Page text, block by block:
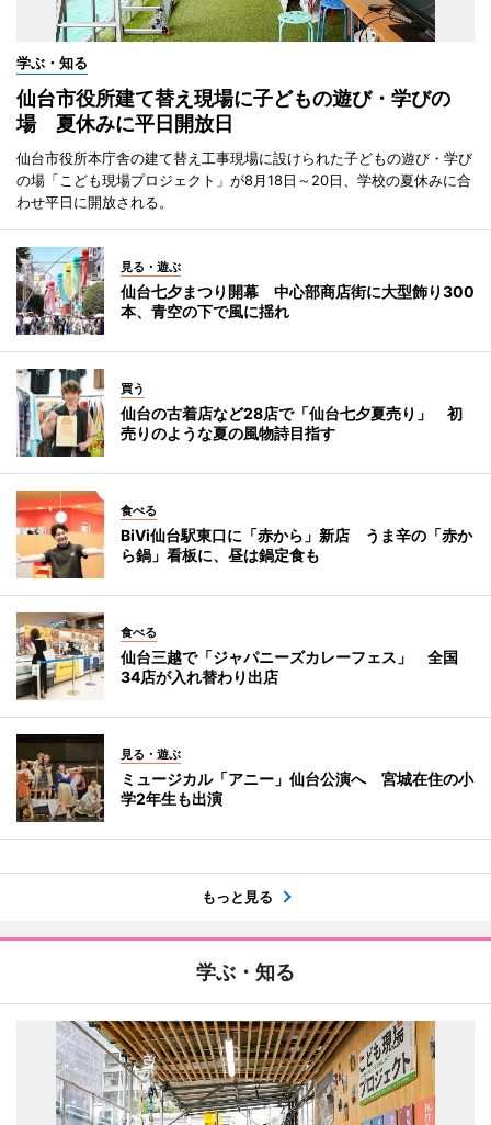
学ぶ・知る
仙台市役所建て替え現場に子どもの遊び・学びの
場 夏休みに平日開放日
仙台市役所本庁舎の建て替え工事現場に設けられた子どもの遊び・学び
の場「こども現場プロジェクト」が8月18日～20日、学校の夏休みに合
わせ平日に開放される。
見る・遊ぶ
仙台七夕まつり開幕 中心部商店街に大型飾り300
本、青空の下で風に揺れ
買う
仙台の古着店など28店で「仙台七夕夏売り」 初
売りのような夏の風物詩目指す
食べる
BiVi仙台駅東口に「赤から」新店 うま辛の「赤か
ら鍋」看板に、昼は鍋定食も
食べる
仙台三越で「ジャパニーズカレーフェス」 全国
34店が入れ替わり出店
見る・遊ぶ
ミュージカル「アニー」仙台公演へ 宮城在住の小
学2年生も出演
もっと見る
学ぶ・知る